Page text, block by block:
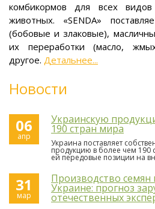
комбикормов для всех видов
животных. «SENDA»
(бобовые и злаковые),
их переработки (масло,
другое. Детальнее...
Новости
06
апр
Украинскую
190 стран мира
Украина поставляет
продукцию в более чем 190
ей передовые позиции на
31
мар
Производство семян
Украине: прогноз
отечественных